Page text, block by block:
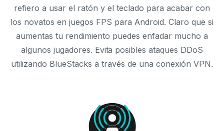
refiero a usar el ratón y el teclado para acabar con
los novatos en juegos FPS para Android. Claro que si
aumentas tu rendimiento puedes enfadar mucho a
algunos jugadores. Evita posibles ataques DDoS
utilizando BlueStacks a través de una conexión VPN.